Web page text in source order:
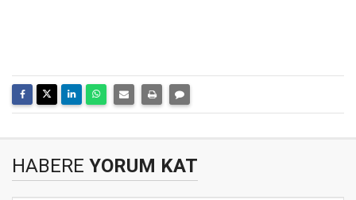
HABERE YORUM KAT